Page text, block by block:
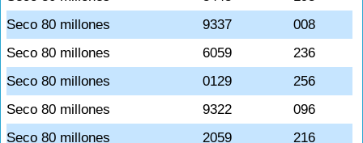
Seco 80 millones
9337
008
Seco 80 millones
6059
236
Seco 80 millones
0129
256
Seco 80 millones
9322
096
Seco 80 millones
2059
216